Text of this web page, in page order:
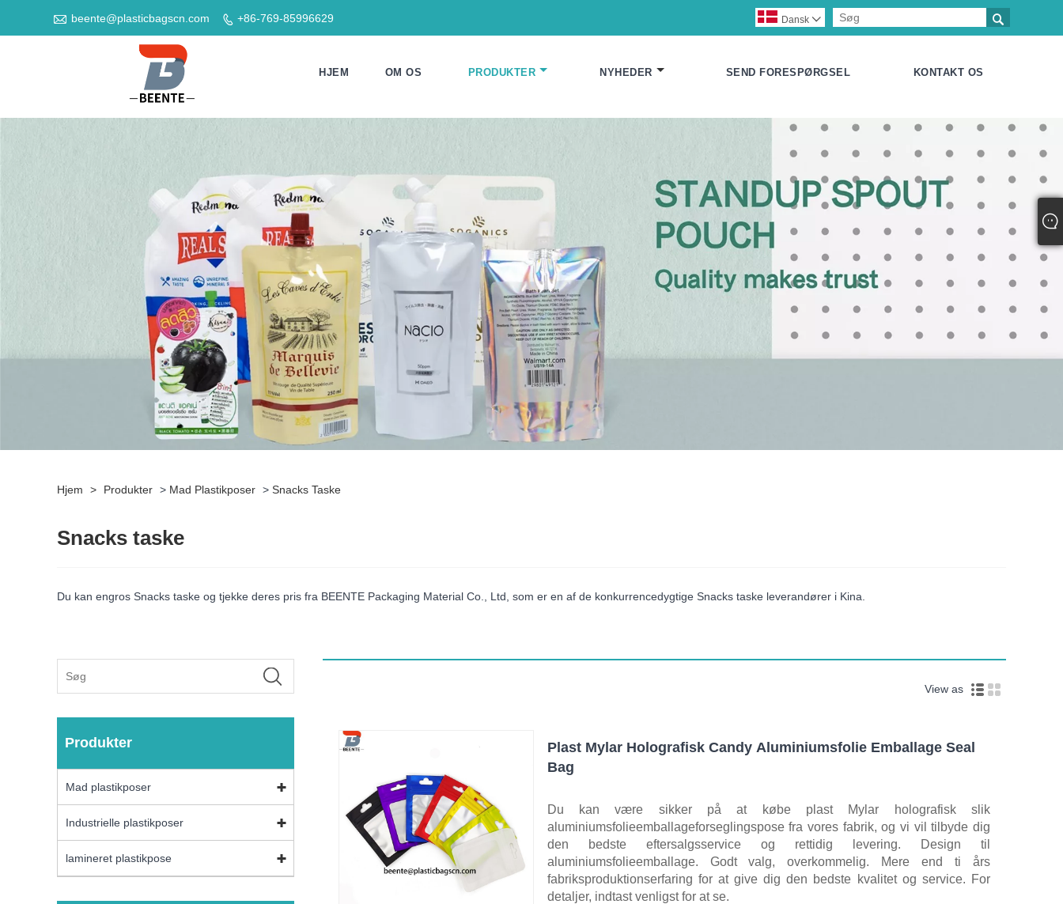
 beente@plasticbagscn.com  +86-769-85996629 
Dansk 
HJEM OM OS PRODUKTER NYHEDER SEND FORESPØRGSEL KONTAKT OS
Hjem > Produkter > Mad Plastikposer > Snacks Taske
Snacks taske
Du kan engros Snacks taske og tjekke deres pris fra BEENTE Packaging Material Co., Ltd, som er en af ​​de konkurrencedygtige Snacks taske leverandører i Kina.
Produkter
Mad plastikposer
Industrielle plastikposer
lamineret plastikpose
View as
Plast Mylar Holografisk Candy Aluminiumsfolie Emballage Seal
Bag
Du kan være sikker på at købe plast Mylar holografisk slik
aluminiumsfolieemballageforseglingspose fra vores fabrik, og vi vil tilbyde dig
den bedste eftersalgsservice og rettidig levering. Design til
aluminiumsfolieemballage. Godt valg, overkommelig. Mere end ti års
fabriksproduktionserfaring for at give dig den bedste kvalitet og service. For
detaljer, indtast venligst for at se.